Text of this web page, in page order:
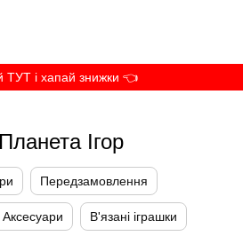
ТУТ і хапай знижки 👈
Ігор
Передзамовлення
Аксесуари В'язані іграшки